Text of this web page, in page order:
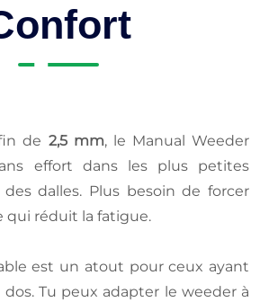
de 2,5 mm, le Manual Weeder
effort dans les plus petites
dalles. Plus besoin de forcer
qui réduit la fatigue.
est un atout pour ceux ayant
Tu peux adapter le weeder à